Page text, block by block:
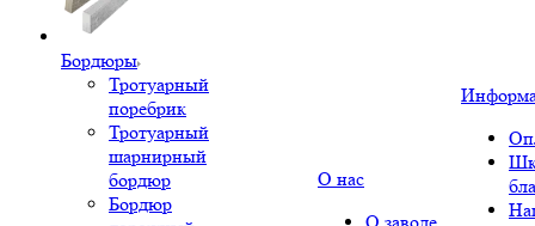
Бордюры
Тротуарный
поребрик
Тротуарный
шарнирный
бордюр
Бордюр
О нас